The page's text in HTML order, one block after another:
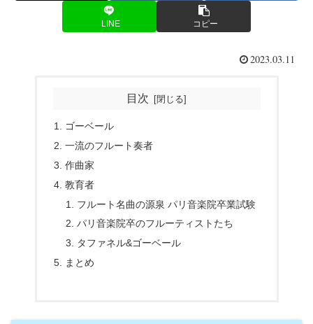
LINE コピー
2023.03.11
目次
ゴーベール
一流のフルート奏者
作曲家
教育者
フルート名曲の源泉 パリ音楽院卒業試験
パリ音楽院卒のフルーティストたち
タファネル&ゴーベール
まとめ